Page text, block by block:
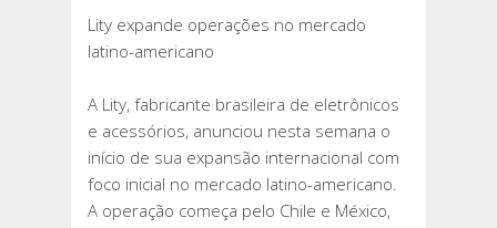
EXPANDE
MERCADO
LATINO-
AMERICANO
Lity expande operações no mercado
latino-americano
A Lity, fabricante brasileira de eletrônicos
e acessórios, anunciou nesta semana o
início de sua expansão internacional com
foco inicial no mercado latino-americano.
A operação começa pelo Chile e México,